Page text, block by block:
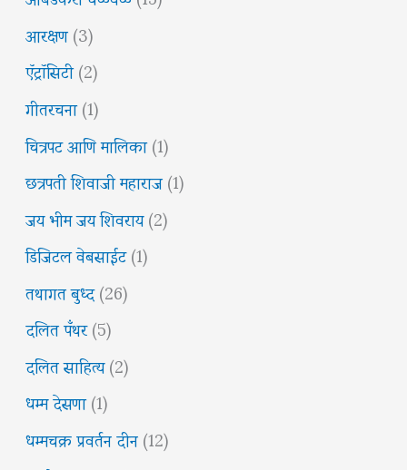
आरक्षण(3)
ऍट्रॉसिटी(2)
गीतरचना(1)
चित्रपट आणि मालिका(1)
छत्रपती शिवाजी महाराज(1)
जय भीम जय शिवराय(2)
डिजिटल वेबसाईट(1)
तथागत बुध्द(26)
दलित पँथर(5)
दलित साहित्य(2)
धम्म देसणा(1)
धम्मचक्र प्रवर्तन दीन(12)